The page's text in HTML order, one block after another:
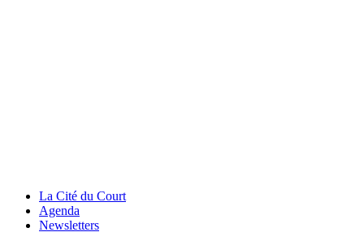
La Cité du Court
Agenda
Newsletters